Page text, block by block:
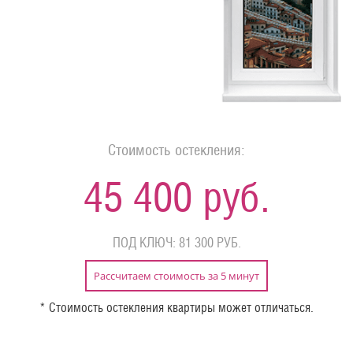
Стоимость остекления:
45 400 руб.
ПОД КЛЮЧ: 81 300 РУБ.
Рассчитаем стоимость за 5 минут
* Стоимость остекления квартиры может отличаться.